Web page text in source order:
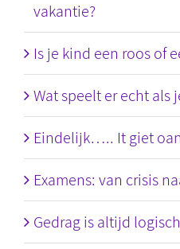
vakantie?
Is je kind een roos of
Wat speelt er echt als
Eindelijk….. It giet oan
Examens: van crisis
Gedrag is altijd